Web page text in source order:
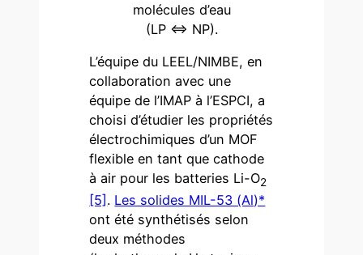
molécules d’eau
(LP ⇔ NP).
L’équipe du LEEL/NIMBE, en
collaboration avec une
équipe de l’IMAP à l’ESPCI, a
choisi d’étudier les propriétés
électrochimiques d’un MOF
flexible en tant que cathode
à air pour les batteries Li-O2
[5] . Les solides MIL-53 (Al)*
ont été synthétisés selon
deux méthodes